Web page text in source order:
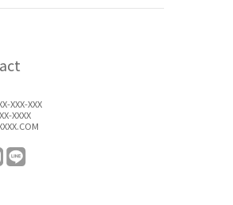
XXX-XXX
XXXX